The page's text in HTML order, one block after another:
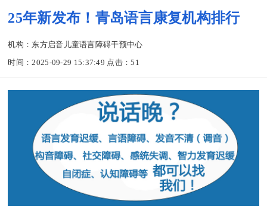
25年新发布！青岛语言康复机构排行
机构：东方启音儿童语言障碍干预中心
时间：2025-09-29 15:37:49 点击：51